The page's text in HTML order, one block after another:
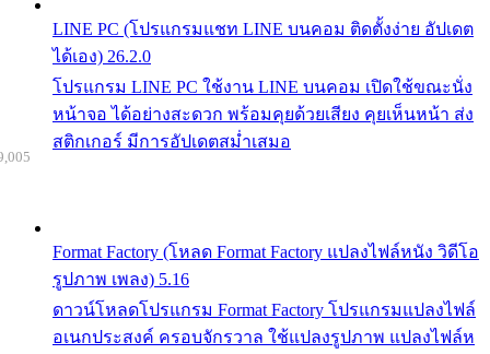
LINE PC (โปรแกรมแชท LINE บนคอม ติดตั้งง่าย อัปเดต
ได้เอง) 26.2.0
โปรแกรม LINE PC ใช้งาน LINE บนคอม เปิดใช้ขณะนั่ง
หน้าจอ ได้อย่างสะดวก พร้อมคุยด้วยเสียง คุยเห็นหน้า ส่ง
สติกเกอร์ มีการอัปเดตสม่ำเสมอ
Format Factory (โหลด Format Factory แปลงไฟล์หนัง วิดีโอ
รูปภาพ เพลง) 5.16
ดาวน์โหลดโปรแกรม Format Factory โปรแกรมแปลงไฟล์
อเนกประสงค์ ครอบจักรวาล ใช้แปลงรูปภาพ แปลงไฟล์ห